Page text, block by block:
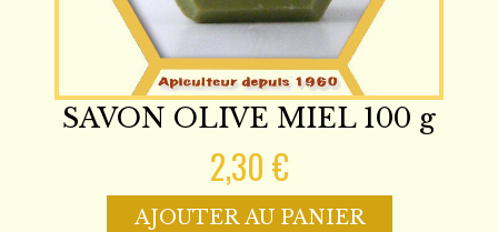
SAVON OLIVE MIEL 100 g
2,30 €
AJOUTER AU PANIER